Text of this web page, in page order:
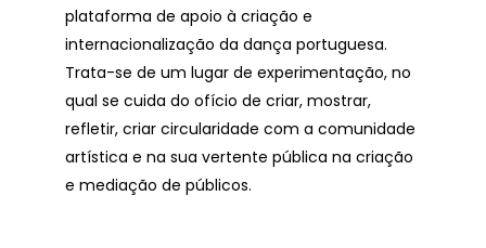
plataforma de apoio à criação e
internacionalização da dança portuguesa.
Trata-se de um lugar de experimentação, no
qual se cuida do ofício de criar, mostrar,
refletir, criar circularidade com a comunidade
artística e na sua vertente pública na criação
e mediação de públicos.